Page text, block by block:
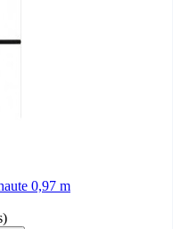
0,97 m